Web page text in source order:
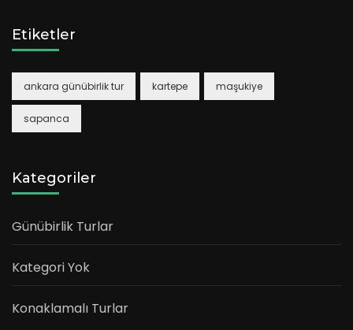
Etiketler
ankara günübirlik tur kartepe maşukiye
sapanca
Kategoriler
Günübirlik Turlar
Kategori Yok
Konaklamalı Turlar